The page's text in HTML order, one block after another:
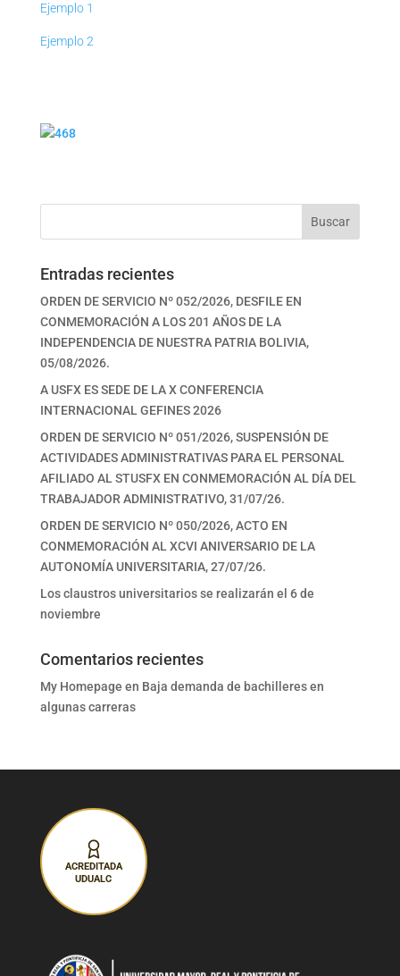
Ejemplo 1
Ejemplo 2
Buscar
Entradas recientes
ORDEN DE SERVICIO Nº 052/2026, DESFILE EN
CONMEMORACIÓN A LOS 201 AÑOS DE LA
INDEPENDENCIA DE NUESTRA PATRIA BOLIVIA,
05/08/2026.
A USFX ES SEDE DE LA X CONFERENCIA
INTERNACIONAL GEFINES 2026
ORDEN DE SERVICIO Nº 051/2026, SUSPENSIÓN DE
ACTIVIDADES ADMINISTRATIVAS PARA EL PERSONAL
AFILIADO AL STUSFX EN CONMEMORACIÓN AL DÍA DEL
TRABAJADOR ADMINISTRATIVO, 31/07/26.
ORDEN DE SERVICIO Nº 050/2026, ACTO EN
CONMEMORACIÓN AL XCVI ANIVERSARIO DE LA
AUTONOMÍA UNIVERSITARIA, 27/07/26.
Los claustros universitarios se realizarán el 6 de
noviembre
Comentarios recientes
My Homepage en Baja demanda de bachilleres en
algunas carreras
ACREDITADA
UDUALC